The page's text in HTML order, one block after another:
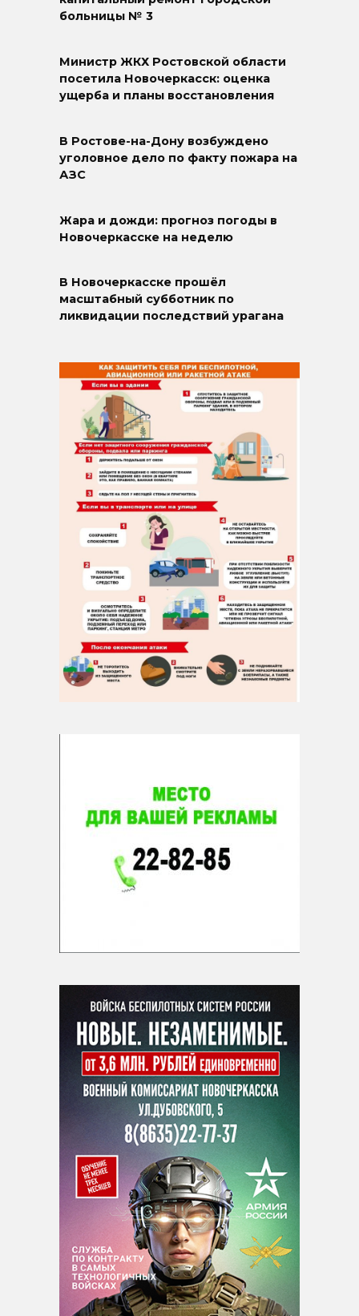
больницы № 3
Министр ЖКХ Ростовской области
посетила Новочеркасск: оценка
ущерба и планы восстановления
В Ростове-на-Дону возбуждено
уголовное дело по факту пожара на
АЗС
Жара и дожди: прогноз погоды в
Новочеркасске на неделю
В Новочеркасске прошёл
масштабный субботник по
ликвидации последствий урагана